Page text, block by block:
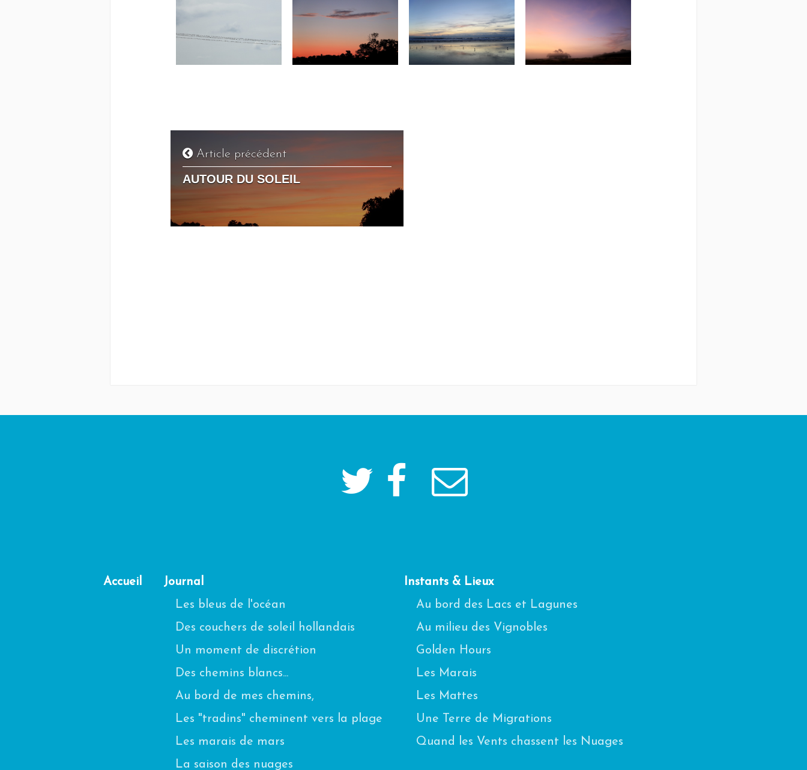
Article précédent
AUTOUR DU SOLEIL
Accueil
Journal
Les bleus de l'océan
Des couchers de soleil hollandais
Un moment de discrétion
Des chemins blancs...
Au bord de mes chemins,
Les "tradins" cheminent vers la plage
Les marais de mars
La saison des nuages
Instants & Lieux
Au bord des Lacs et Lagunes
Au milieu des Vignobles
Golden Hours
Les Marais
Les Mattes
Une Terre de Migrations
Quand les Vents chassent les Nuages